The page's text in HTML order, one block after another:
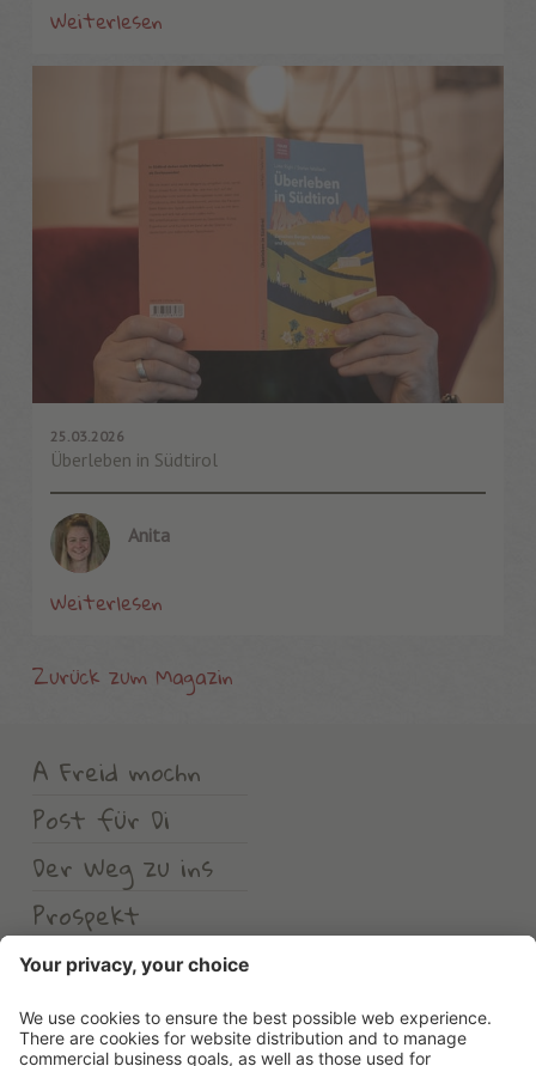
Weiterlesen
25.03.2026
Überleben in Südtirol
Anita
Weiterlesen
Zurück zum Magazin
A Freid mochn
Post für Di
Der Weg zu ins
Prospekt
Wetter
Erlebnishotel Waltershof